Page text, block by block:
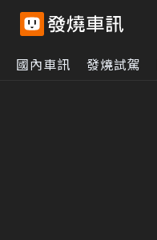
國內車訊 發燒試駕